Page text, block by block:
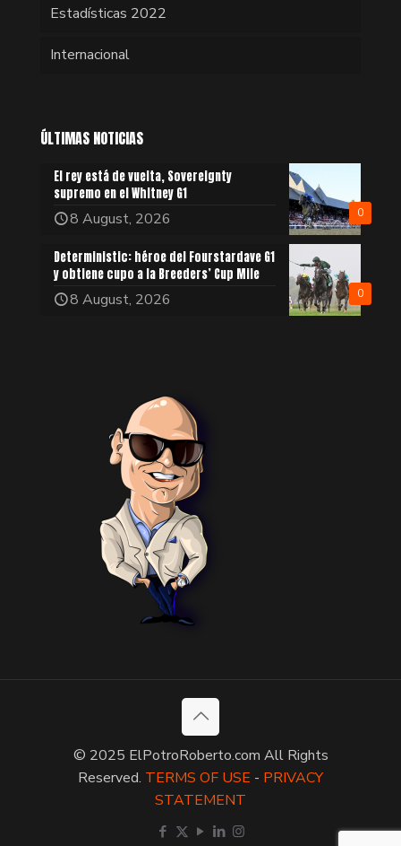
Estadísticas 2022
Internacional
ÚLTIMAS NOTICIAS
0
El rey está de vuelta, Sovereignty
supremo en el Whitney G1
8 August, 2026
0
Deterministic: héroe del Fourstardave G1
y obtiene cupo a la Breeders’ Cup Mile
8 August, 2026
© 2025 ElPotroRoberto.com All Rights
Reserved. TERMS OF USE - PRIVACY
STATEMENT